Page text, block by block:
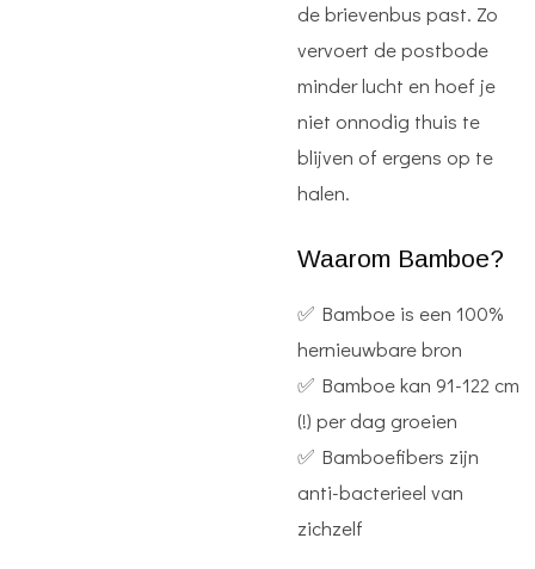
de brievenbus past. Zo
vervoert de postbode
minder lucht en hoef je
niet onnodig thuis te
blijven of ergens op te
halen.
Waarom Bamboe?
✅ Bamboe is een 100%
hernieuwbare bron
✅ Bamboe kan 91-122 cm
(!) per dag groeien
✅ Bamboefibers zijn
anti-bacterieel van
zichzelf